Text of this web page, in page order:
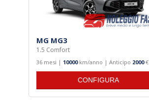
MG MG3
1.5 Comfort
36 mesi | 10000km/anno | Anticipo 2000€
CONFIGURA